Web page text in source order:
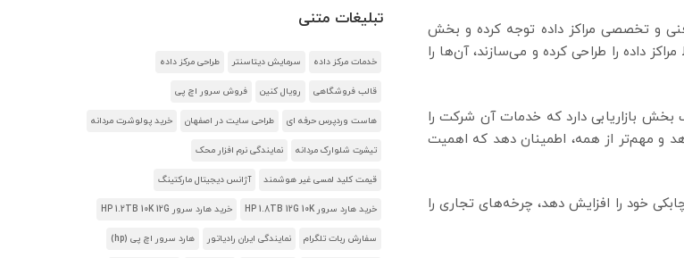
و تخصصی مراکز داده توجه کرده و بخش
داده را طراحی کرده و می‌سازند، آن‌ها را
بخش بازاریابی دارد که خدمات آن شرکت را
و مهم‌تر از همه، اطمینان دهد که اهمیت
خود را افزایش دهد، چرخه‌های تجاری را
تبلیغات متنی
خدمات مرکز داده سرمایش دیتاسنتر طراحی مرکز داده
قالب فروشگاهی رویال کنین فروش سرور اچ پی
هاست وردپرس حرفه ای طراحی سایت در اصفهان خرید پولوشرت مردانه
تیشرت شلوارک مردانه نمایندگی نرم افزار محک
قیمت کلید لمسی غیر هوشمند آژانس دیجیتال مارکتینگ
خرید هارد سرور HP 1.8TB 12G 10K خرید هارد سرور HP 1.2TB 10K 12G
سفارش ربات تلگرام نمایندگی ایران رادیاتور هارد سرور اچ پی (hp)